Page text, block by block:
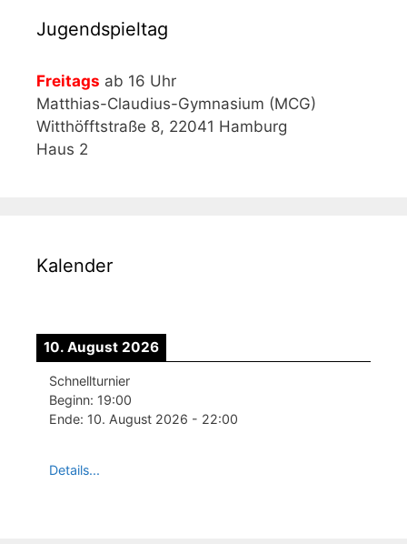
Jugendspieltag
Freitags ab 16 Uhr
Matthias-Claudius-Gymnasium (MCG)
Witthöfftstraße 8, 22041 Hamburg
Haus 2
Kalender
10. August 2026
Schnellturnier
Beginn: 19:00
Ende: 10. August 2026 - 22:00
Details...